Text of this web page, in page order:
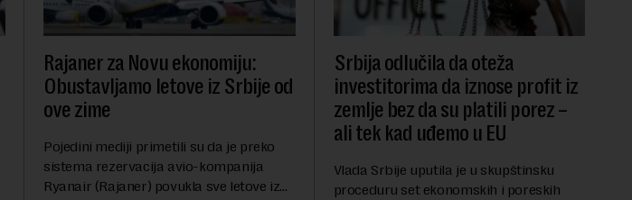
Rajaner za Novu ekonomiju:
Obustavljamo letove iz Srbije od
ove zime
Pojedini mediji primetili su da je preko
sistema rezervacija avio-kompanija
Ryanair (Rajaner) povukla sve letove iz
Srbija odlučila da oteža
investitorima da iznose profit iz
zemlje bez da su platili porez –
ali tek kad uđemo u EU
Vlada Srbije uputila je u skupštinsku
proceduru set ekonomskih i poreskih